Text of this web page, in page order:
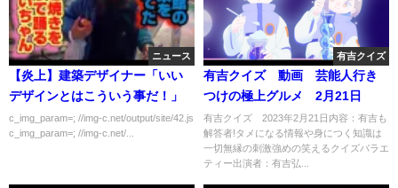
ニュース
【炎上】建築デザイナー「いい
デザインとはこういう事だ！」
c_img_param=; //img-c.net/output/site/42.js
c_img_param=; //img-c.net/...
有吉クイズ
有吉クイズ 動画 芸能人行き
つけの極上グルメ 2月21日
有吉クイズ 2023年2月21日内容：有吉も
解答者!タメになる情報や身につく知識は
一切無縁の刺激強めの笑えるクイズバラエ
ティー出演者：有吉弘...